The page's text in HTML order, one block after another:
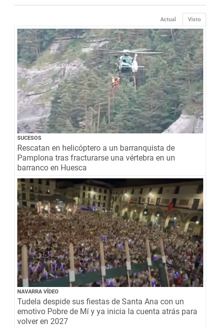
Visto
Actual
SUCESOS
Rescatan en helicóptero a un barranquista de
Pamplona tras fracturarse una vértebra en un
barranco en Huesca
NAVARRA VÍDEO
Tudela despide sus fiestas de Santa Ana con un
emotivo Pobre de Mí y ya inicia la cuenta atrás para
volver en 2027